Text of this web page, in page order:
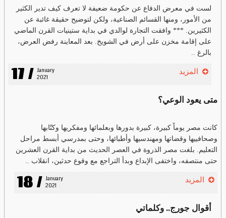
لست في معرض الدفاع عن حكومة ضعيفة لا تعرف كيف تدير الكثير
من الأمور، ومنها القسائم الصناعية، ولكن لتوضيح حقيقة غائبة عن
الكثيرين. *** وافقت التجارة لوالدي في بداية ستينيات القرن الماضي
على إقامة مخزن على أرض في الشويخ. بعد المعاينة رفض العرض،
بالرغ ..
17 / January
2021
المزيد
متى يعود الوعي؟
كانت مصر يوماً كبيرة، كبيرة بدورها وبعلمائها ومفكريها وكتّابها
وصحافييها وقضاتها ومهندسيها وأطبائها، وحتى بمدرسي أبسط مراحل
التعليم. بلغت مصر الذروة في العصر الحديث من بداية القرن العشرين
حتى منتصفه، واختفى الإبداع وبدأ التراجع مع وقوع حدثين، انقلاب ..
18 / January
2021
المزيد
أقوال جورج.. وكلماتي